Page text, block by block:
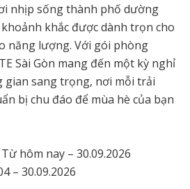
nhịp sống thành phố dường
khắc được dành trọn cho
năng lượng. Với gói phòng
Sài Gòn mang đến một kỳ nghỉ
sang trọng, nơi mỗi trải
bị chu đáo để mùa hè của bạn
hôm nay – 30.09.2026
– 30.09.2026